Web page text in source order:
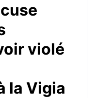
violé
la Vigia